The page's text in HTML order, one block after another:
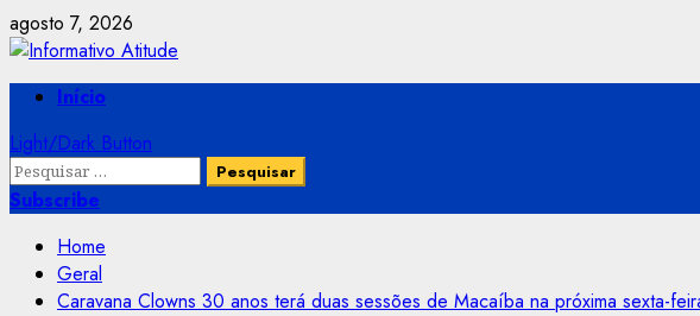
Skip
to
content
agosto 7, 2026
PrimaryInício
Light/Dark Button
Pesquisar
por:
Subscribe
Home
Geral
Caravana Clowns 30 anos terá duas sessões de Macaíba na próxima sexta-